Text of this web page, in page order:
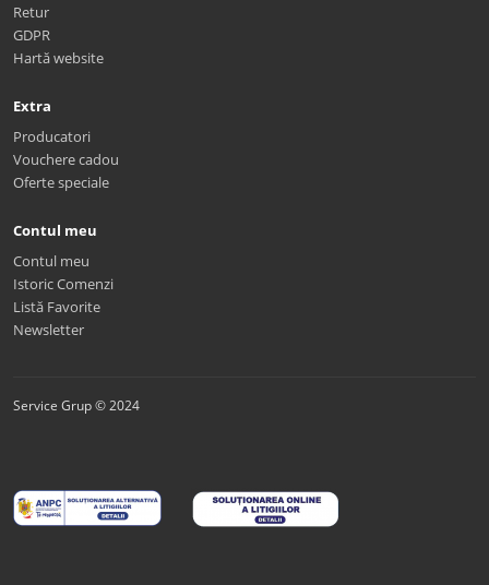
Retur
GDPR
Hartă website
Extra
Producatori
Vouchere cadou
Oferte speciale
Contul meu
Contul meu
Istoric Comenzi
Listă Favorite
Newsletter
Service Grup © 2024